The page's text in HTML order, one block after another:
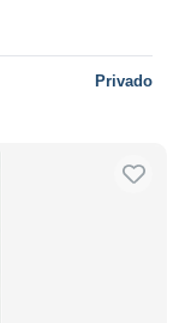
Privado